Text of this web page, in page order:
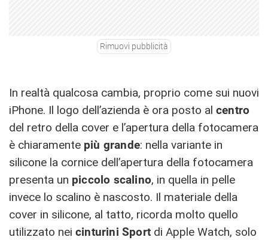
Rimuovi pubblicità
In realtà qualcosa cambia, proprio come sui nuovi
iPhone. Il logo dell’azienda è ora posto al centro
del retro della cover e l’apertura della fotocamera
è chiaramente più grande: nella variante in
silicone la cornice dell’apertura della fotocamera
presenta un piccolo scalino, in quella in pelle
invece lo scalino è nascosto. Il materiale della
cover in silicone, al tatto, ricorda molto quello
utilizzato nei cinturini Sport di Apple Watch, solo